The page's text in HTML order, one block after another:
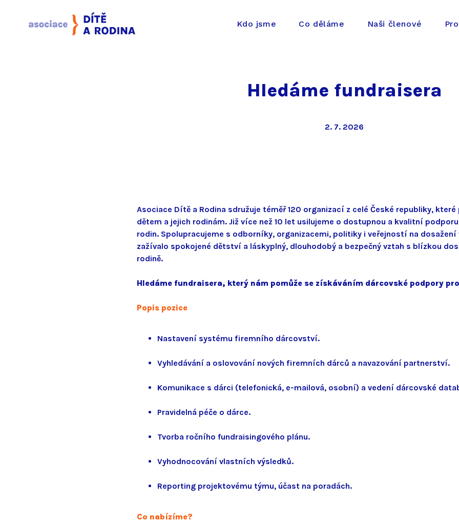
Kdo jsme Co děláme Naši členové
Hledáme fundraisera
2. 7. 2026
Asociace Dítě a Rodina sdružuje téměř 120 organizací z celé České republiky,
dětem a jejich rodinám. Již více než 10 let usilujeme o dostupnou a kvalitní
rodin. Spolupracujeme s odborníky, organizacemi, politiky i veřejností na dosažení
zažívalo spokojené dětství a láskyplný, dlouhodobý a bezpečný vztah s blízkou
rodině.
Hledáme fundraisera, který nám pomůže se získáváním dárcovské podpory
Popis pozice
Nastavení systému firemního dárcovství.
Vyhledávání a oslovování nových firemních dárců a navazování partnerství.
Komunikace s dárci (telefonická, e-mailová, osobní) a vedení dárcovské
Pravidelná péče o dárce.
Tvorba ročního fundraisingového plánu.
Vyhodnocování vlastních výsledků.
Reporting projektovému týmu, účast na poradách.
Co nabízíme?